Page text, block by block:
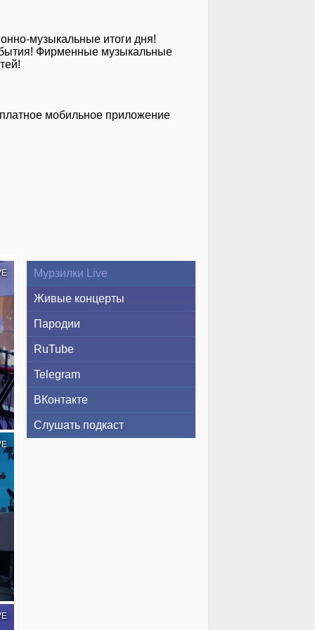
музыкальные итоги дня!
Фирменные музыкальные
мобильное приложение
Мурзилки Live
Живые концерты
Пародии
RuTube
Telegram
ВКонтакте
Слушать подкаст